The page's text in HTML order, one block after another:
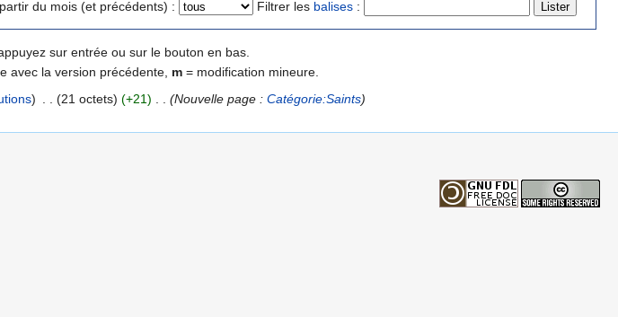
du mois (et précédents) : Filtrer les balises :
sur entrée ou sur le bouton en bas.
avec la version précédente, m = modification mineure.
) (21 octets) (+21) (Nouvelle page : Catégorie:Saints)